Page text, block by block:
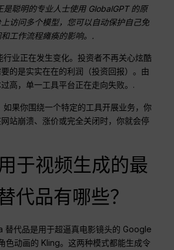
是聪明的专业人士使用 GlobalGPT 的原
访问多个模型，您可以自动保护自己免
工作流程瘫痪的影响。.
行业正在发生变化。投资者不再关心炫酷
的是实实在在的利润（投资回报）。由
高，单一工具平台正在走向失败。.
如果你围绕一个特定的工具开展业务，你
站崩溃、涨价或完全关闭时，你就会停
于视频生成的最
代品有哪些？
替代品是用于超逼真电影镜头的 Google
色动画的 Kling。这两种模式都能生成令